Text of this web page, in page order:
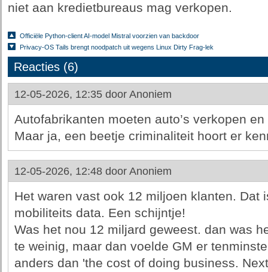
niet aan kredietbureaus mag verkopen.
Officiële Python-client AI-model Mistral voorzien van backdoor
Privacy-OS Tails brengt noodpatch uit wegens Linux Dirty Frag-lek
Reacties (6)
12-05-2026, 12:35 door Anoniem
Autofabrikanten moeten auto’s verkopen
Maar ja, een beetje criminaliteit hoort er
12-05-2026, 12:48 door Anoniem
Het waren vast ook 12 miljoen klanten. Dat
mobiliteits data. Een schijntje!
Was het nou 12 miljard geweest. dan was
te weinig, maar dan voelde GM er
anders dan 'the cost of doing business.